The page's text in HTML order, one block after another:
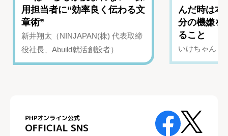
用担当者に“効率良く伝わる文
章術”
新井翔太（NINJAPAN(株) 代表取締
役社長、Abuild就活創設者）
んだ時は
分の機嫌を
ること
いけちゃん（